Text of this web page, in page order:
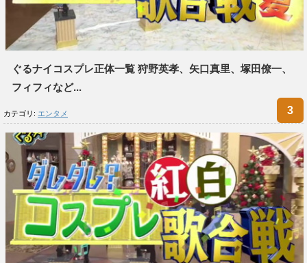
ぐるナイコスプレ正体一覧 狩野英孝、矢口真里、塚田僚一、
フィフィなど...
カテゴリ: エンタメ